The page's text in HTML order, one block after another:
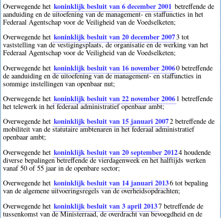
Overwegende het koninklijk besluit van 6 december 2001 betreffende de
aanduiding en de uitoefening van de management- en staffuncties in het
Federaal Agentschap voor de Veiligheid van de Voedselketen;
Overwegende het koninklijk besluit van 20 december 20073 tot
vaststelling van de vestigingsplaats, de organisatie en de werking van het
Federaal Agentschap voor de Veiligheid van de Voedselketen;
Overwegende het koninklijk besluit van 16 november 20060 betreffende
de aanduiding en de uitoefening van de management- en staffuncties in
sommige instellingen van openbaar nut;
Overwegende het koninklijk besluit van 22 november 2006 1 betreffende
het telewerk in het federaal administratief openbaar ambt;
Overwegende het koninklijk besluit van 15 januari 20072 betreffende de
mobiliteit van de statutaire ambtenaren in het federaal administratief
openbaar ambt;
Overwegende het koninklijk besluit van 20 september 20124 houdende
diverse bepalingen betreffende de vierdagenweek en het halftijds werken
vanaf 50 of 55 jaar in de openbare sector;
Overwegende het koninklijk besluit van 14 januari 20136 tot bepaling
van de algemene uitvoeringsregels van de overheidsopdrachten;
Overwegende het koninklijk besluit van 3 april 20137 betreffende de
tussenkomst van de Ministerraad, de overdracht van bevoegdheid en de